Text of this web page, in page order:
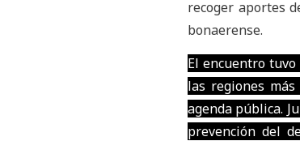
recoger aportes
bonaerense.
El encuentro
las regiones
agenda pública.
prevención del